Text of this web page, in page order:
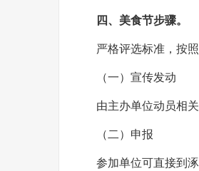
四、美食节步骤。
严格评选标准，按
（一）宣传发动
由主办单位动员相
（二）申报
参加单位可直接到